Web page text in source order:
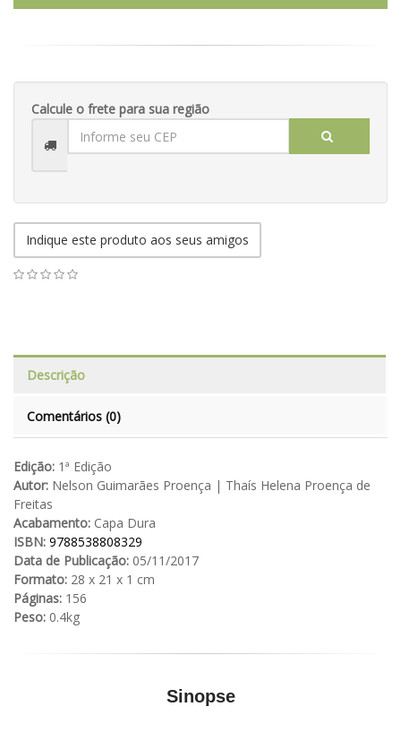
Calcule o frete para sua região
Indique este produto aos seus amigos
Descrição
Comentários (0)
Edição: 1ª Edição
Autor: Nelson Guimarães Proença | Thaís Helena Proença de
Freitas
Acabamento: Capa Dura
ISBN: 9788538808329
Data de Publicação: 05/11/2017
Formato: 28 x 21 x 1 cm
Páginas: 156
Peso: 0.4kg
Sinopse